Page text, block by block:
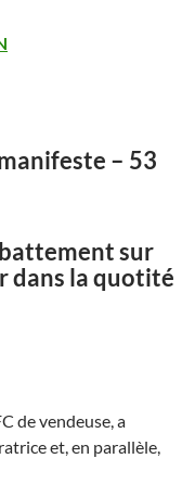
– 53
sur
dans la quotité
de vendeuse, a
et, en parallèle,